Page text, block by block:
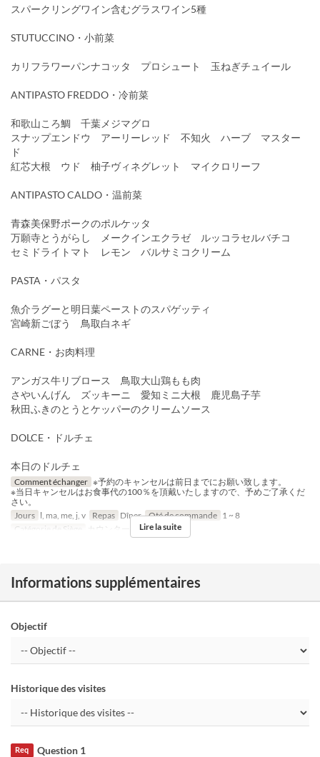
スパークリングワイン含むグラスワイン5種
STUTUCCINO・小前菜
カリフラワーパンナコッタ プロシュート 玉ねぎチュイール
ANTIPASTO FREDDO・冷前菜
和歌山ころ鯛 千葉メジマグロ
スナップエンドウ アーリーレッド 不知火 ハーブ マスター
ド
紅芯大根 ウド 柚子ヴィネグレット マイクロリーフ
ANTIPASTO CALDO・温前菜
青森美保野ポークのポルケッタ
万願寺とうがらし メークインエクラゼ ルッコラセルバチコ
セミドライトマト レモン バルサミコクリーム
PASTA・パスタ
魚介ラグーと明日葉ペーストのスパゲッティ
宮崎新ごぼう 鳥取白ネギ
CARNE・お肉料理
アンガス牛リブロース 鳥取大山鶏もも肉
さやいんげん ズッキーニ 愛知ミニ大根 鹿児島子芋
秋田ふきのとうとケッパーのクリームソース
DOLCE・ドルチェ
本日のドルチェ
Comment échanger ※予約のキャンセルは前日までにお願い致します。
※当日キャンセルはお食事代の100％を頂戴いたしますので、予めご了承くだ
さい。
Jours l, ma, me, j, v Repas Dîner Qté de commande 1 ~ 8
Catégorie de Siège
カウンター, 個室Lire la suite
Informations supplémentaires
Objectif
Historique des visites
Question 1
Req